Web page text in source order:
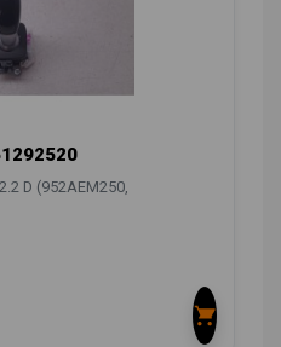
D (952AEM250,